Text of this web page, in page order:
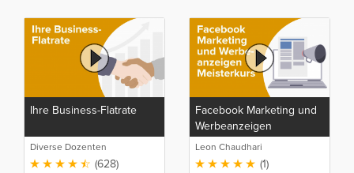
Ihre Business-Flatrate
Diverse Dozenten
(628)
Facebook Marketing und
Werbeanzeigen
Meisterkurs
Leon Chaudhari
(1)